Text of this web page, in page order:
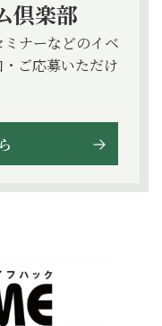
倶楽部
ナーなどのイベ
ご応募いただけ